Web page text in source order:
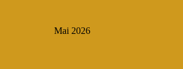
Mai 2026